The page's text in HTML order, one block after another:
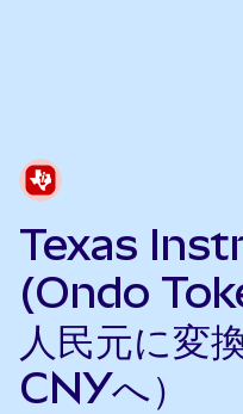
Texas
(Ondo
人民元に変
CNYへ）